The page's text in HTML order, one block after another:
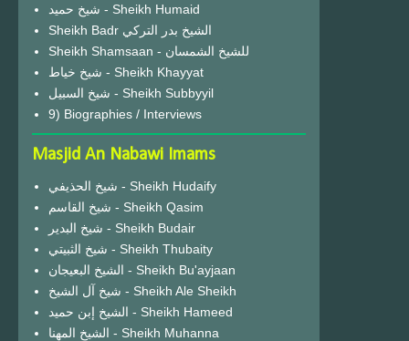
شيخ حميد - Sheikh Humaid
Sheikh Badr الشيخ بدر التركي
Sheikh Shamsaan - للشيخ الشمسان
شيخ خياط - Sheikh Khayyat
شيخ السبيل - Sheikh Subbyyil
9) Biographies / Interviews
Masjid An Nabawi Imams
شيخ الحذيفي - Sheikh Hudaify
شيخ القاسم - Sheikh Qasim
شيخ البدير - Sheikh Budair
شيخ الثبيتي - Sheikh Thubaity
الشيخ البعيجان - Sheikh Bu'ayjaan
شيخ آل الشيخ - Sheikh Ale Sheikh
الشيخ إبن حميد - Sheikh Hameed
الشيخ المهنا - Sheikh Muhanna